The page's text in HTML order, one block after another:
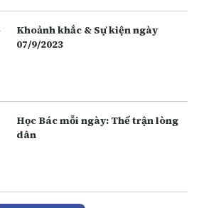
Khoảnh khắc & Sự kiện ngày
07/9/2023
Học Bác mỗi ngày: Thế trận lòng
dân